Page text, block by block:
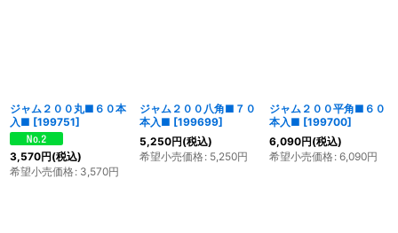
ジャム２００丸■６０本
入■ [199751]
3,570円(税込)
希望小売価格: 3,570円
ジャム２００八角■７０
本入■ [199699]
5,250円(税込)
希望小売価格: 5,250円
ジャム２００平角■６０
本入■ [199700]
6,090円(税込)
希望小売価格: 6,090円